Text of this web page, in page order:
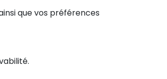
que vos préférences